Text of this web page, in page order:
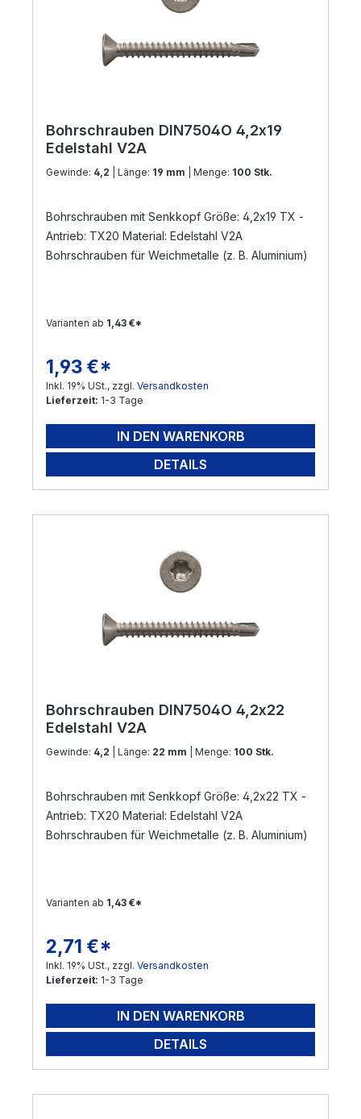
Bohrschrauben DIN7504O 4,2x19
Edelstahl V2A
Gewinde: 4,2 | Länge: 19 mm | Menge: 100 Stk.
Bohrschrauben mit Senkkopf Größe: 4,2x19 TX -
Antrieb: TX20 Material: Edelstahl V2A
Bohrschrauben für Weichmetalle (z. B. Aluminium)
Varianten ab 1,43 €*
Regulärer Preis:
1,93 €*
Inkl. 19% USt., zzgl. Versandkosten
Lieferzeit: 1-3 Tage
IN DEN WARENKORB
DETAILS
Bohrschrauben DIN7504O 4,2x22
Edelstahl V2A
Gewinde: 4,2 | Länge: 22 mm | Menge: 100 Stk.
Bohrschrauben mit Senkkopf Größe: 4,2x22 TX -
Antrieb: TX20 Material: Edelstahl V2A
Bohrschrauben für Weichmetalle (z. B. Aluminium)
Varianten ab 1,43 €*
Regulärer Preis:
2,71 €*
Inkl. 19% USt., zzgl. Versandkosten
Lieferzeit: 1-3 Tage
IN DEN WARENKORB
DETAILS